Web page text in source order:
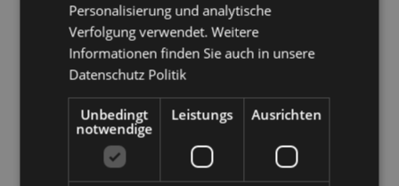
Niederlande, Norwegen, Polen, Portugal (Festland),
Réunion, Rumänien, Russland, Saint-Martin
(französischer Teil), Serbien, Sizilien (Italien), Slowakei,
Slowenien, Spanien (Festland), Schweden, Schweiz,
Türkei, Ukraine, Vereinigtes Königreich (Festland),
Vereinigtes Königreich (Nordirland, Highlands und
Inseln)
Produkttressourcen:
Personalisierung und analytische
Verfolgung verwendet. Weitere
Informationen finden Sie auch in unsere
Datenschutz Politik
Unbedingt
notwendige
Leistungs Ausrichten